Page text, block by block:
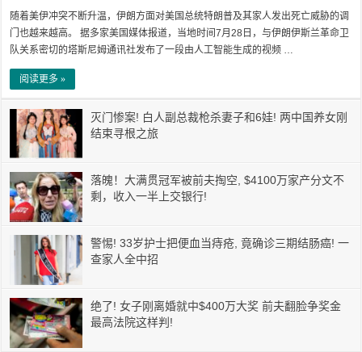
随着美伊冲突不断升温，伊朗方面对美国总统特朗普及其家人发出死亡威胁的调
门也越来越高。 据多家美国媒体报道，当地时间7月28日，与伊朗伊斯兰革命卫
队关系密切的塔斯尼姆通讯社发布了一段由人工智能生成的视频 …
阅读更多 »
灭门惨案! 白人副总裁枪杀妻子和6娃! 两中国养女刚
结束寻根之旅
落魄！大满贯冠军被前夫掏空, $4100万家产分文不
剩，收入一半上交银行!
警惕! 33岁护士把便血当痔疮, 竟确诊三期结肠癌! 一
查家人全中招
绝了! 女子刚离婚就中$400万大奖 前夫翻脸争奖金
最高法院这样判!